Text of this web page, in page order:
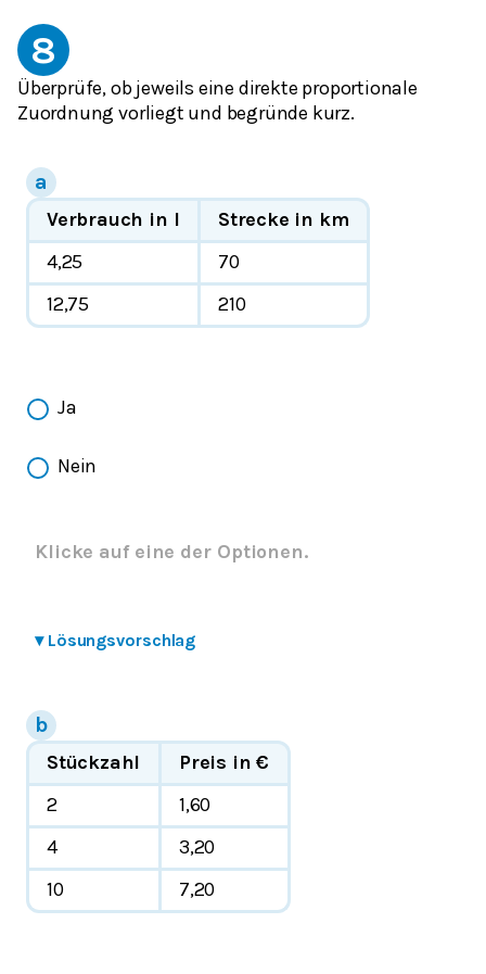
8
Überprüfe, ob jeweils eine direkte proportionale
Zuordnung vorliegt und begründe kurz.
Verbrauch in l
Strecke in km
4,25
70
12,75
210
Ja
Nein
Klicke auf eine der Optionen.
▾ Lösungsvorschlag
Stückzahl
Preis in €
2
1,60
4
3,20
10
7,20